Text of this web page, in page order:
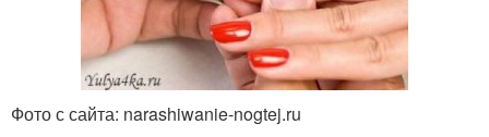
Фото с сайта: narashiwanie-nogtej.ru